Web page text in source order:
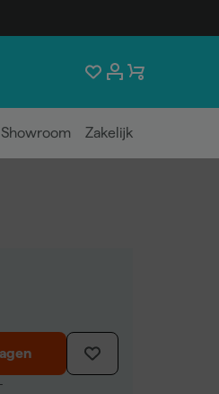
Showroom Zakelijk